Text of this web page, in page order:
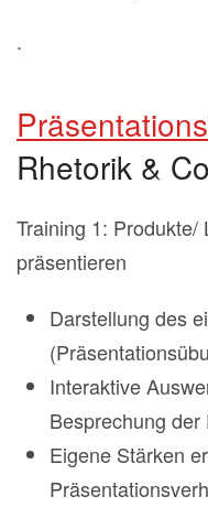
.
Rhetorik &
Training 1: Produkte/
präsentieren
Darstellung des
Interaktive
Besprechung
Eigene Stärken